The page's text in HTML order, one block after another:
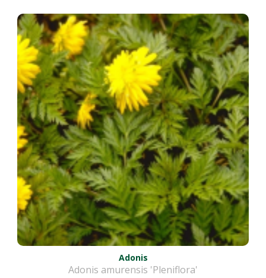
Adonis
Adonis amurensis 'Pleniflora'